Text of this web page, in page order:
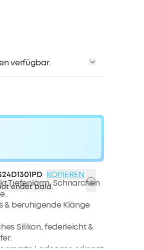
verfügbar.
KOPIEREN
endet bald.
Tiefenlärm, Schnarchen
& beruhigende Klänge
Silikon, federleicht &